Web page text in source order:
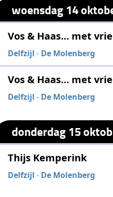
woensdag 14
Vos & Haas… met
Delfzijl - De Molenberg
Vos & Haas… met
Delfzijl - De Molenberg
donderdag 15
Thijs Kemperink
Delfzijl - De Molenberg